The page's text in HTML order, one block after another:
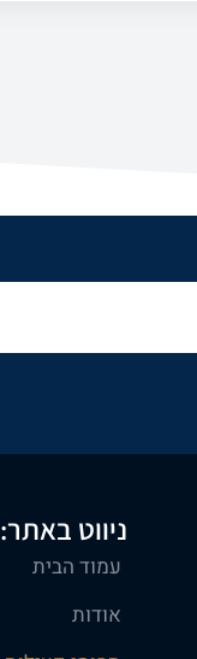
ניווט באתר:
עמוד הבית
אודות